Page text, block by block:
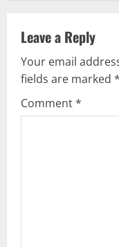
v
i
g
Leave a Reply
Your email
fields are marked *
Comment*